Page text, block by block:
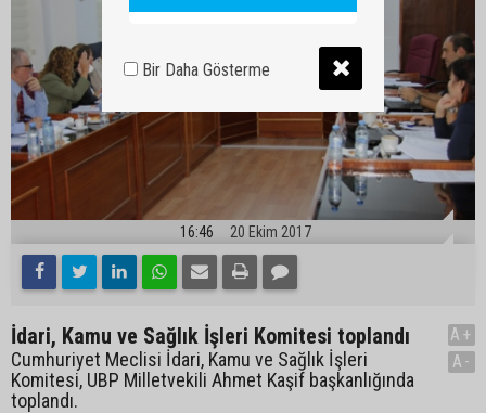
16:46 20 Ekim 2017
İdari, Kamu ve Sağlık İşleri Komitesi toplandı
Cumhuriyet Meclisi İdari, Kamu ve Sağlık İşleri
Komitesi, UBP Milletvekili Ahmet Kaşif başkanlığında
toplandı.
A+
A-
Bir Daha Gösterme